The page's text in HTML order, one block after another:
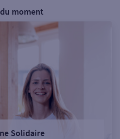
moment
Solidaire